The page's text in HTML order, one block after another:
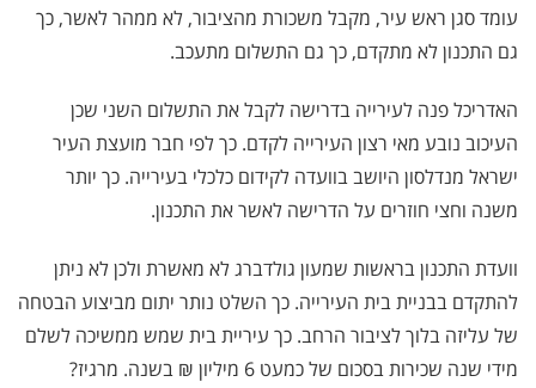
עומד סגן ראש עיר, מקבל משכורת מהציבור, לא ממהר לאשר, כך
גם התכנון לא מתקדם, כך גם התשלום מתעכב.
האדריכל פנה לעירייה בדרישה לקבל את התשלום השני שכן
העיכוב נובע מאי רצון העירייה לקדם. כך לפי חבר מועצת העיר
ישראל מנדלסון היושב בוועדה לקידום כלכלי בעירייה. כך יותר
משנה וחצי חוזרים על הדרישה לאשר את התכנון.
וועדת התכנון בראשות שמעון גולדברג לא מאשרת ולכן לא ניתן
להתקדם בבניית בית העירייה. כך השלט נותר יתום מביצוע הבטחה
של עליזה בלוך לציבור הרחב. כך עיריית בית שמש ממשיכה לשלם
מידי שנה שכירות בסכום של כמעט 6 מיליון ₪ בשנה. מרגיז?